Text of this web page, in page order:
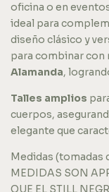
oficina o en
ideal para
diseño clásico y
para combinar con
Alamanda,
Talles amplios
cuerpos,
elegante que
Medidas (tomadas
MEDIDAS SON
QUE EL STILL